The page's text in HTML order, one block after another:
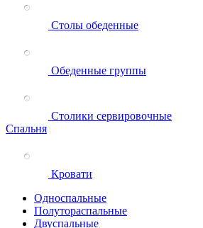
Столы обеденные
Обеденные группы
Столики сервировочные
Спальня
Кровати
Односпальные
Полутораспальные
Двуспальные